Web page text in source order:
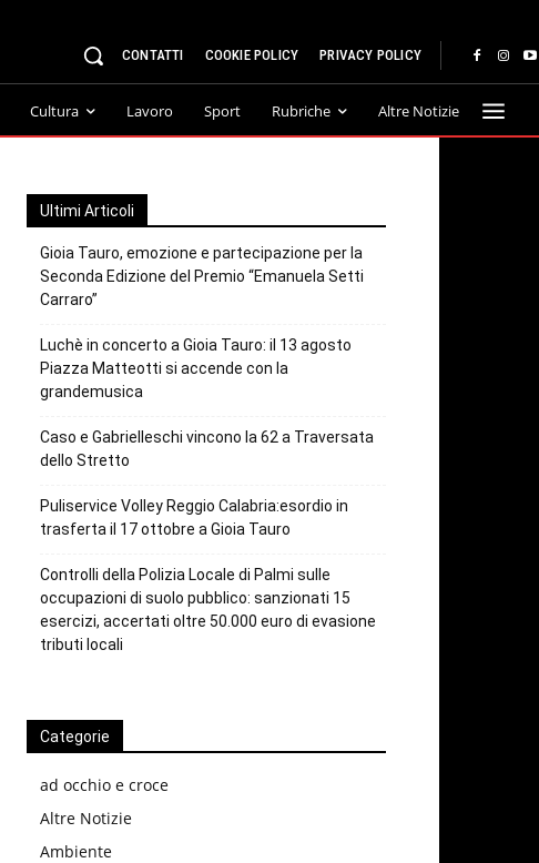
CONTATTI COOKIE POLICY PRIVACY POLICY
Cultura Lavoro Sport Rubriche Altre Notizie
Ultimi Articoli
Gioia Tauro, emozione e partecipazione per la
Seconda Edizione del Premio “Emanuela Setti
Carraro”
Luchè in concerto a Gioia Tauro: il 13 agosto
Piazza Matteotti si accende con la
grandemusica
Caso e Gabrielleschi vincono la 62 a Traversata
dello Stretto
Puliservice Volley Reggio Calabria:esordio in
trasferta il 17 ottobre a Gioia Tauro
Controlli della Polizia Locale di Palmi sulle
occupazioni di suolo pubblico: sanzionati 15
esercizi, accertati oltre 50.000 euro di evasione
tributi locali
Categorie
ad occhio e croce
Altre Notizie
Ambiente